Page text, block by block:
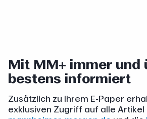
Mit MM+ immer und
bestens informiert
Zusätzlich zu Ihrem E-Paper
exklusiven Zugriff auf alle